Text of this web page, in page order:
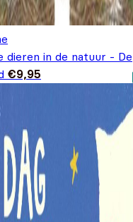
dieren in de natuur - De
€9,95